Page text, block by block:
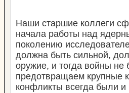
Наши старшие коллеги
начала работы над
поколению
должна быть сильной,
оружие, и тогда войны не
предотвращаем крупные
конфликты всегда были и